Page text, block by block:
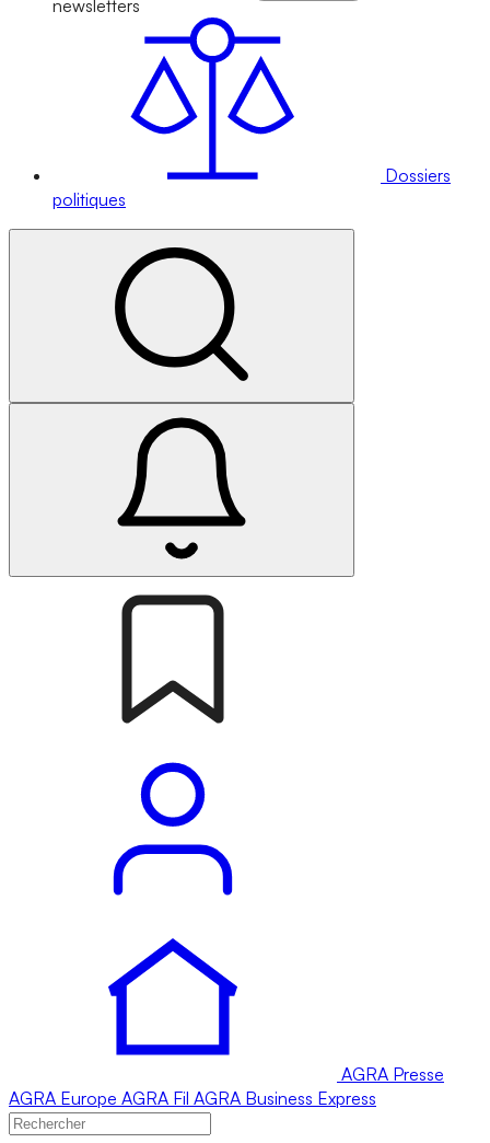
newsletters
Dossiers
politiques
AGRA Presse
AGRA Europe AGRA Fil AGRA Business Express